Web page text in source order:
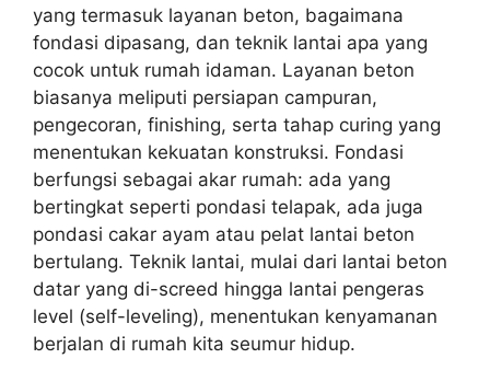
yang termasuk layanan beton, bagaimana
fondasi dipasang, dan teknik lantai apa yang
cocok untuk rumah idaman. Layanan beton
biasanya meliputi persiapan campuran,
pengecoran, finishing, serta tahap curing yang
menentukan kekuatan konstruksi. Fondasi
berfungsi sebagai akar rumah: ada yang
bertingkat seperti pondasi telapak, ada juga
pondasi cakar ayam atau pelat lantai beton
bertulang. Teknik lantai, mulai dari lantai beton
datar yang di-screed hingga lantai pengeras
level (self-leveling), menentukan kenyamanan
berjalan di rumah kita seumur hidup.